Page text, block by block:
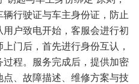
行驶证与车主身份证，防止
户致电开始，客服会进行初
门后，首先进行身份互认，
程。服务完成后，提供加密
、故障描述、维修方案与技